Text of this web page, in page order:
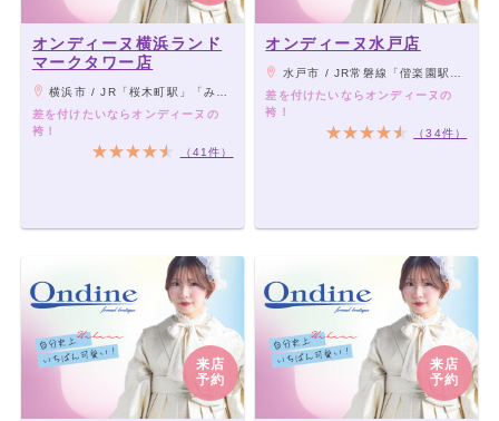
オンディーヌ宇都宮店
オンディーヌ銀座本店
オンディーヌ新宿三丁目店
オンディーヌ横浜ランドマークタワー店
オンディーヌ横浜ランド
マークタワー店
横浜市 / JR「桜木町駅」「みなとみらい駅」より徒歩5分
差を付けたいならオンディーヌの
袴！
（41件）
オンディーヌ水戸店
水戸市 / JR常磐線「偕楽園駅」より車6分、千波山交差点から好文橋方面へ
差を付けたいならオンディーヌの
袴！
（34件）
来店
予約
来店
予約